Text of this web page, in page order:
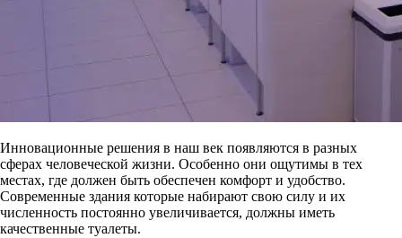
Инновационные решения в наш век появляются в разных
сферах человеческой жизни. Особенно они ощутимы в тех
местах, где должен быть обеспечен комфорт и удобство.
Современные здания которые набирают свою силу и их
численность постоянно увеличивается, должны иметь
качественные туалеты.